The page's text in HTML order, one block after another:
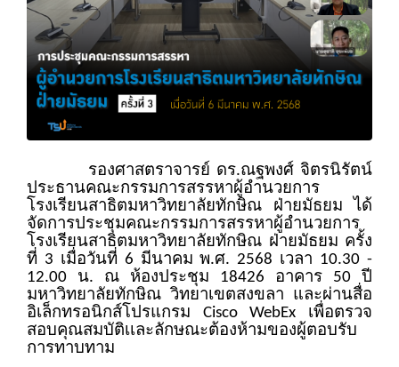
รองศาสตราจารย์ ดร.ณฐพงศ์ จิตรนิรัตน์
ประธานคณะกรรมการสรรหาผู้อำนวยการ
โรงเรียนสาธิตมหาวิทยาลัยทักษิณ ฝ่ายมัธยม ได้
จัดการประชุมคณะกรรมการสรรหาผู้อำนวยการ
โรงเรียนสาธิตมหาวิทยาลัยทักษิณ ฝ่ายมัธยม ครั้ง
ที่ 3 เมื่อวันที่ 6 มีนาคม พ.ศ.2568 เวลา 10.30 -
12.00 น. ณ ห้องประชุม 18426 อาคาร 50 ปี
มหาวิทยาลัยทักษิณ วิทยาเขตสงขลา และผ่านสื่อ
อิเล็กทรอนิกส์โปรแกรม Cisco WebEx เพื่อตรวจ
สอบคุณสมบัติเเละลักษณะต้องห้ามของผู้ตอบรับ
การทาบทาม